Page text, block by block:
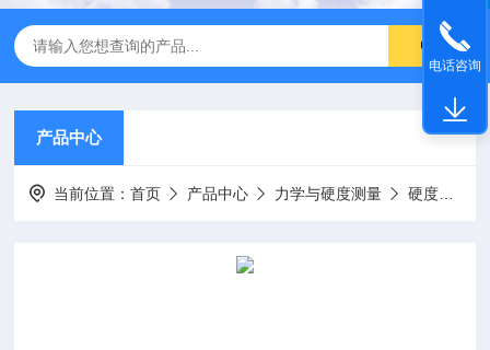
产品中心
当前位置：首页 产品中心 力学与硬度测量 硬度计
电话咨询